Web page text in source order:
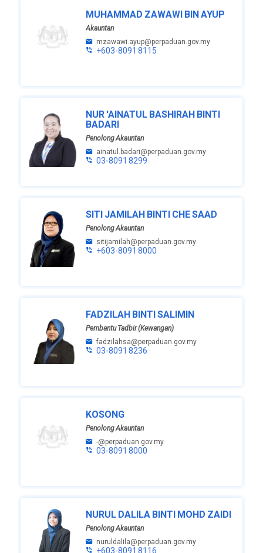
MUHAMMAD ZAWAWI BIN AYUP
Akauntan
mzawawi.ayup@perpaduan.gov.my
+603-8091 8115
NUR 'AINATUL BASHIRAH BINTI
BADARI
Penolong Akauntan
ainatul.badari@perpaduan.gov.my
03-8091 8299
SITI JAMILAH BINTI CHE SAAD
Penolong Akauntan
sitijamilah@perpaduan.gov.my
+603-8091 8000
FADZILAH BINTI SALIMIN
Pembantu Tadbir (Kewangan)
fadzilahsa@perpaduan.gov.my
03-8091 8236
KOSONG
Penolong Akauntan
-@perpaduan.gov.my
03-8091 8000
NURUL DALILA BINTI MOHD ZAIDI
Penolong Akauntan
nuruldalila@perpaduan.gov.my
+603-8091 8116